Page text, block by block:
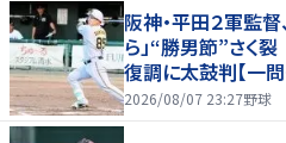
阪神・平田２軍監
ら」“勝男節”さく
復調に太鼓判【一問
2026/08/07 23:27野球